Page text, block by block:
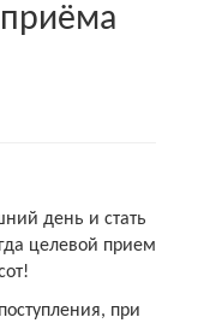
день и стать
целевой прием
при